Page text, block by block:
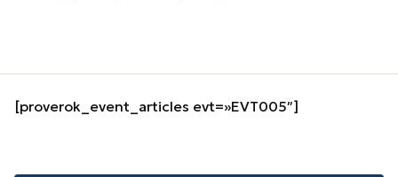
[proverok_event_articles evt=»EVT005″]